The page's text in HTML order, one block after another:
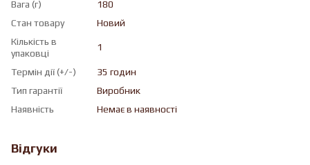
Вага (г)
180
Стан товару
Новий
Кількість в
упаковці
1
Термін дії (+/-)
35 годин
Тип гарантії
Виробник
Наявність
Немає в наявності
Відгуки